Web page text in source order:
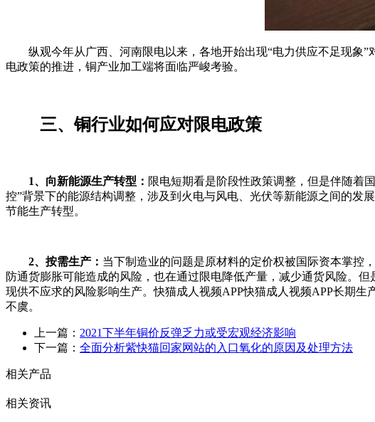
纵观今年从广西、河南限电以来，各地开始出现“电力供应不足现象
电政策的推进，铜产业加工端将面临严峻考验。
三、铜行业如何应对限电政策
1、向新能源生产转型： 限电短期看是阶段性政策调整，但是伴随着
控”背景下的能源结构调整，涉及到火电与风电、光伏等新能源之间的
节能生产转型。
2、按需生产： 当下制造业的问题是原材料的定价权被国际资本掌控
防通货膨胀可能造成的风险，也在通过限电降低产量，减少通货风险
现供不应求的风险影响生产。快猫成人视频APP快猫成人视频APP长期生产快
不虞。
上一篇： 2021下半年铜价反弹乏力或受宏观经济影响
下一篇： 全面分析紫快猫回家网站的入口氧化的原因及处理方法
相关产品
相关资讯